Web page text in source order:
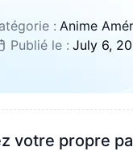
: Anime
Publié le : July 6,
votre propre